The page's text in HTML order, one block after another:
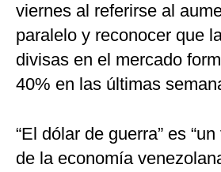
viernes al referirse al
paralelo y reconocer que
divisas en el mercado
40% en las últimas
“El dólar de guerra” es
de la economía